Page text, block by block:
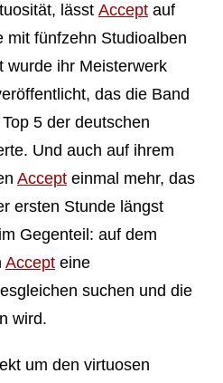
lässt Acceptauf
mit fünfzehn Studioalben
wurde ihr Meisterwerk
das die Band
5 der deutschen
Und auch auf ihrem
Accepteinmal mehr, das
ersten Stunde längst
Gegenteil: auf dem
Accepteine
suchen und die
wird.
um den virtuosen